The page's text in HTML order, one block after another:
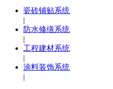
瓷砖铺贴系统
|
防水修缮系统
|
工程建材系统
|
涂料装饰系统
|